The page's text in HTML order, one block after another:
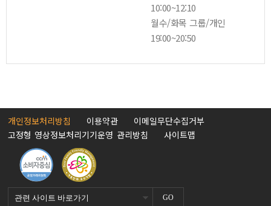
10:00~12:10
월수/화목 그룹/개인
19:00~20:50
개인정보처리방침 이용약관
이메일무단수집거부
고정형 영상정보처리기기운영 관리방침
사이트맵
GO